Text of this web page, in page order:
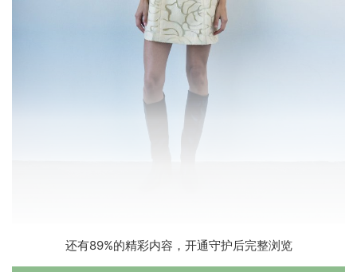
还有89%的精彩内容，开通守护后完整浏览